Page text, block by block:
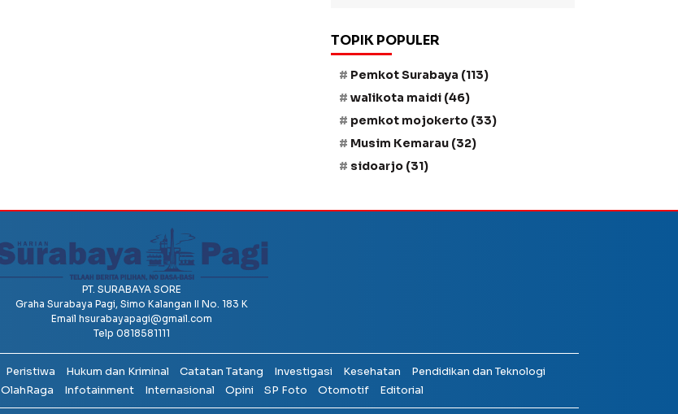
TOPIK POPULER
Pemkot Surabaya (113)
walikota maidi (46)
pemkot mojokerto (33)
Musim Kemarau (32)
sidoarjo (31)
PT. SURABAYA SORE
Graha Surabaya Pagi, Simo Kalangan II No. 183 K
Email hsurabayapagi@gmail.com
Telp 0818581111
Peristiwa Hukum dan Kriminal Catatan Tatang Investigasi Kesehatan
Pendidikan dan Teknologi
OlahRaga Infotainment Internasional Opini SP Foto Otomotif Editorial